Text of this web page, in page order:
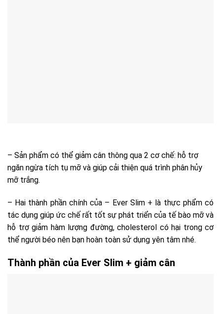
– Sản phẩm có thể giảm cân thông qua 2 cơ chế: hỗ trợ
ngăn ngừa tích tụ mỡ và giúp cải thiện quá trình phân hủy
mỡ trắng.
– Hai thành phần chính của – Ever Slim + là thực phẩm có
tác dụng giúp ức chế rất tốt sự phát triển của tế bào mỡ và
hỗ trợ giảm hàm lượng đường, cholesterol có hại trong cơ
thể người béo nên bạn hoàn toàn sử dụng yên tâm nhé.
Thành phần của Ever Slim + giảm cân